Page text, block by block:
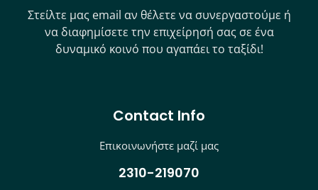
Στείλτε μας email αν θέλετε να συνεργαστούμε ή
να διαφημίσετε την επιχείρησή σας σε ένα
δυναμικό κοινό που αγαπάει το ταξίδι!
Contact Info
Επικοινωνήστε μαζί μας
2310-219070